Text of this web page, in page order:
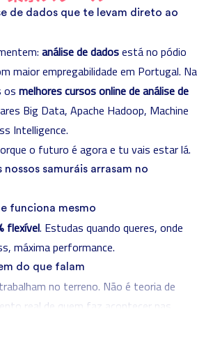
de dados que te levam direto ao
análise de dadosestá no pódio
maior empregabilidade em Portugal. Na
os melhores cursos online de análise de
Big Data, Apache Hadoop, Machine
Intelligence.
o futuro é agora e tu vais estar lá.
nossos samuráis arrasam no
funciona mesmo
flexível. Estudas quando queres, onde
máxima performance.
do que falam
no terreno. Não é teoria de
real de quem faz acontecer nas